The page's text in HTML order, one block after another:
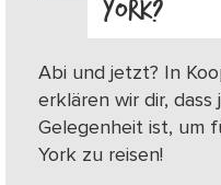
YORK?
Abi und jetzt? In
erklären wir dir,
Gelegenheit ist, um
York zu reisen!